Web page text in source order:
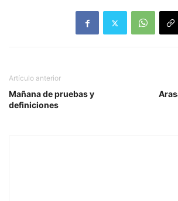
Artículo anterior
Mañana de pruebas y
definiciones